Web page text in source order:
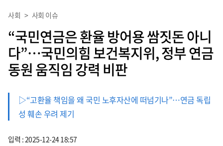
사회 > 사회 이슈
“국민연금은 환율 방어용 쌈짓돈 아니
다”…국민의힘 보건복지위, 정부 연금
동원 움직임 강력 비판
▷“고환율 책임을 왜 국민 노후자산에 떠넘기나”…연금 독립
성 훼손 우려 제기
입력 : 2025-12-24 18:57